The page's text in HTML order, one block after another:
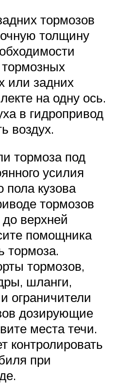
тормозов
толщину
или задних
на одну ось.
в гидропривод
воздух.
тормоза под
усилия
пола кузова
тормозов
верхней
помощника
тормоза.
тормозов,
шланги,
ограничители
дозирующие
места течи.
контролировать
при